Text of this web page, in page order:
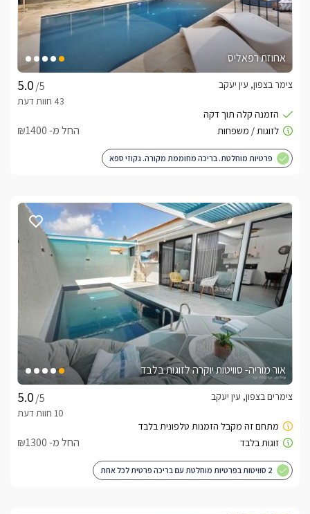
אחוזת רפאליס
/5
צימר בצפון, עין יעקב
החל מ- ₪1400
פרטיות מוחלטת. בריכה מחוממת מקורה. גקוזי ספא
אור מוריה- סוויטות יוקרה לזוגות בלבד
/5
צימרים בצפון, עין יעקב
החל מ- ₪1300
2 סוויטות בפרטיות מוחלטת עם בריכה פרטית לכל אחת